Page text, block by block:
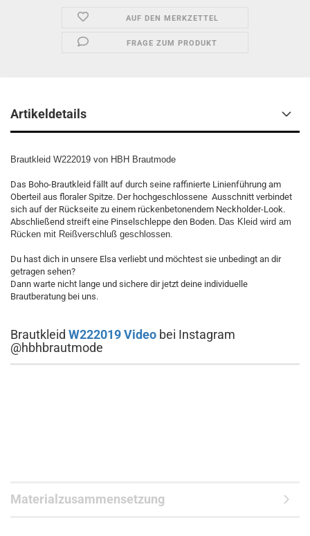
AUF DEN MERKZETTEL
FRAGE ZUM PRODUKT
Artikeldetails
Brautkleid W222019 von HBH Brautmode
Das Boho-Brautkleid fällt auf durch seine raffinierte Linienführung am
Oberteil aus floraler Spitze. Der hochgeschlossene Ausschnitt verbindet
sich auf der Rückseite zu einem rückenbetonendem Neckholder-Look.
Abschließend streift eine Pinselschleppe den Boden. Das Kleid wird am
Rücken mit Reißverschluß geschlossen.
Du hast dich in unsere Elsa verliebt und möchtest sie unbedingt an dir
getragen sehen?
Dann warte nicht lange und sichere dir jetzt deine individuelle
Brautberatung bei uns.
Brautkleid W222019 Video bei Instagram
@hbhbrautmode
Materialzusammensetzung